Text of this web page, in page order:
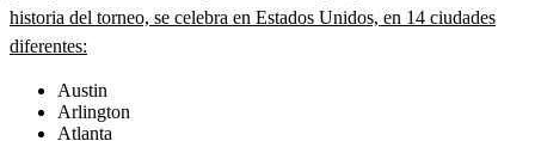
historia del torneo, se celebra en Estados Unidos, en 14 ciudades
diferentes:
Austin
Arlington
Atlanta